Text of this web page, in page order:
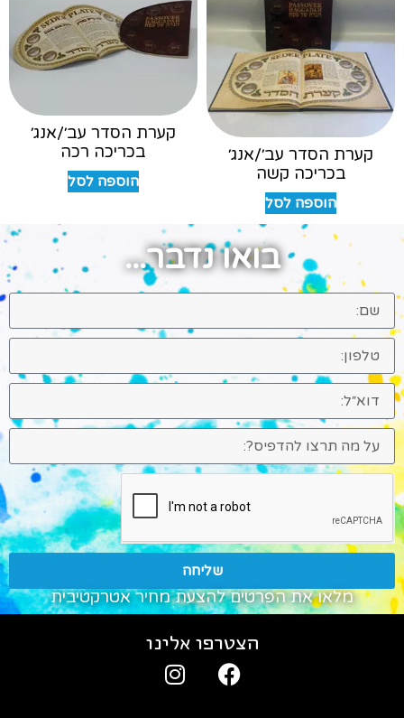
קערת הסדר עב׳/אנג׳
בכריכה קשה
הוספה לסל
קערת הסדר עב׳/אנג׳
בכריכה רכה
הוספה לסל
בואו נדבר...
שליחה
מלאו את הפרטים להצעת מחיר אטרקטיבית
הצטרפו אלינו